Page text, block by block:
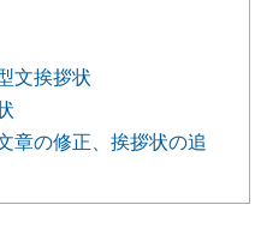
文挨拶状
章の修正、挨拶状の追